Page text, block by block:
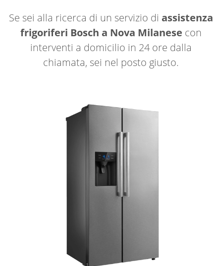
Se sei alla ricerca di un servizio di assistenza
frigoriferi Bosch a Nova Milanese con
interventi a domicilio in 24 ore dalla
chiamata, sei nel posto giusto.